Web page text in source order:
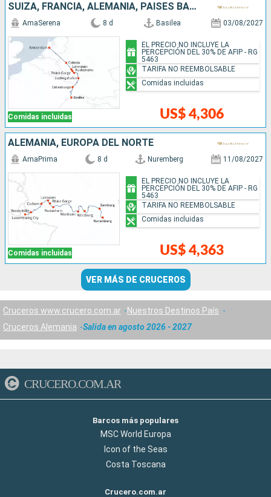
SUIZA, FRANCIA, ALEMANIA, PAISES BAJOS
Comidas incluidas
AmaSerena 8 d Basilea 03/08/2027
US$ 4,306
EL PRECIO NO INCLUYE LA
PERCEPCIÓN DEL 30% DE AFIP - RG
5463
TARIFA NO REEMBOLSABLE
Comidas incluidas
ALEMANIA, EUROPA DEL NORTE
Comidas incluidas
AmaPrima 8 d Nuremberg 11/08/2027
US$ 4,363
EL PRECIO NO INCLUYE LA
PERCEPCIÓN DEL 30% DE AFIP - RG
5463
TARIFA NO REEMBOLSABLE
Comidas incluidas
VER MÁS DE CRUCEROS
Cruceros www.crucero.com.ar
Nuestros Destinos País
Cruceros Alemania
Salida en agosto 2026 - 2027
CRUCERO.COM.AR
Barcos más populares
MSC World Europa
Icon of the Seas
Costa Toscana
Crucero.com.ar